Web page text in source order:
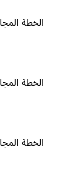
الخطة المجانية ٠
الخطة المجانية ٠
الخطة المجانية ٠